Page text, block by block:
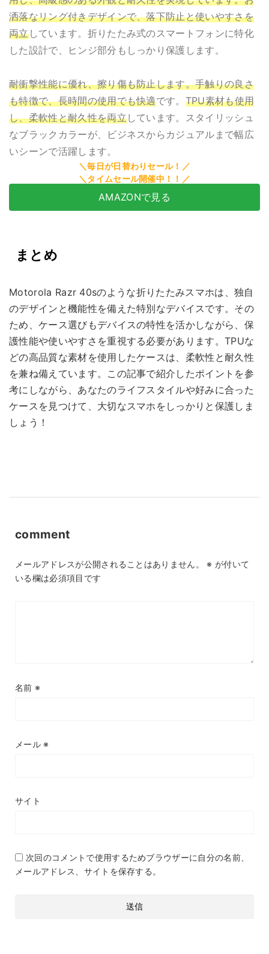
洒落なリング付きデザインで、落下防止と使いやすさを
両立しています。折りたたみ式のスマートフォンに特化
した設計で、ヒンジ部分もしっかり保護します。
耐衝撃性能に優れ、擦り傷も防止します。手触りの良さ
も特徴で、長時間の使用でも快適です。 TPU素材も使用
し、柔軟性と耐久性を両立しています。スタイリッシュ
なブラックカラーが、ビジネスからカジュアルまで幅広
いシーンで活躍します。
AMAZONで見る
まとめ
Motorola Razr 40sのような折りたたみスマホは、独自
のデザインと機能性を備えた特別なデバイスです。その
ため、ケース選びもデバイスの特性を活かしながら、保
護性能や使いやすさを重視する必要があります。TPUな
どの高品質な素材を使用したケースは、柔軟性と耐久性
を兼ね備えています。この記事で紹介したポイントを参
考にしながら、あなたのライフスタイルや好みに合った
ケースを見つけて、大切なスマホをしっかりと保護しま
しょう！
comment
メールアドレスが公開されることはありません。 ※ が付いて
いる欄は必須項目です
名前 ※
メール※
サイト
次回のコメントで使用するためブラウザーに自分の名前、
メールアドレス、サイトを保存する。